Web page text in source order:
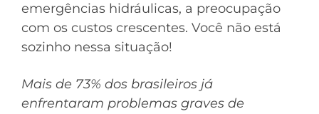
emergências hidráulicas, a preocupação
com os custos crescentes. Você não está
sozinho nessa situação!
Mais de 73% dos brasileiros já
enfrentaram problemas graves de